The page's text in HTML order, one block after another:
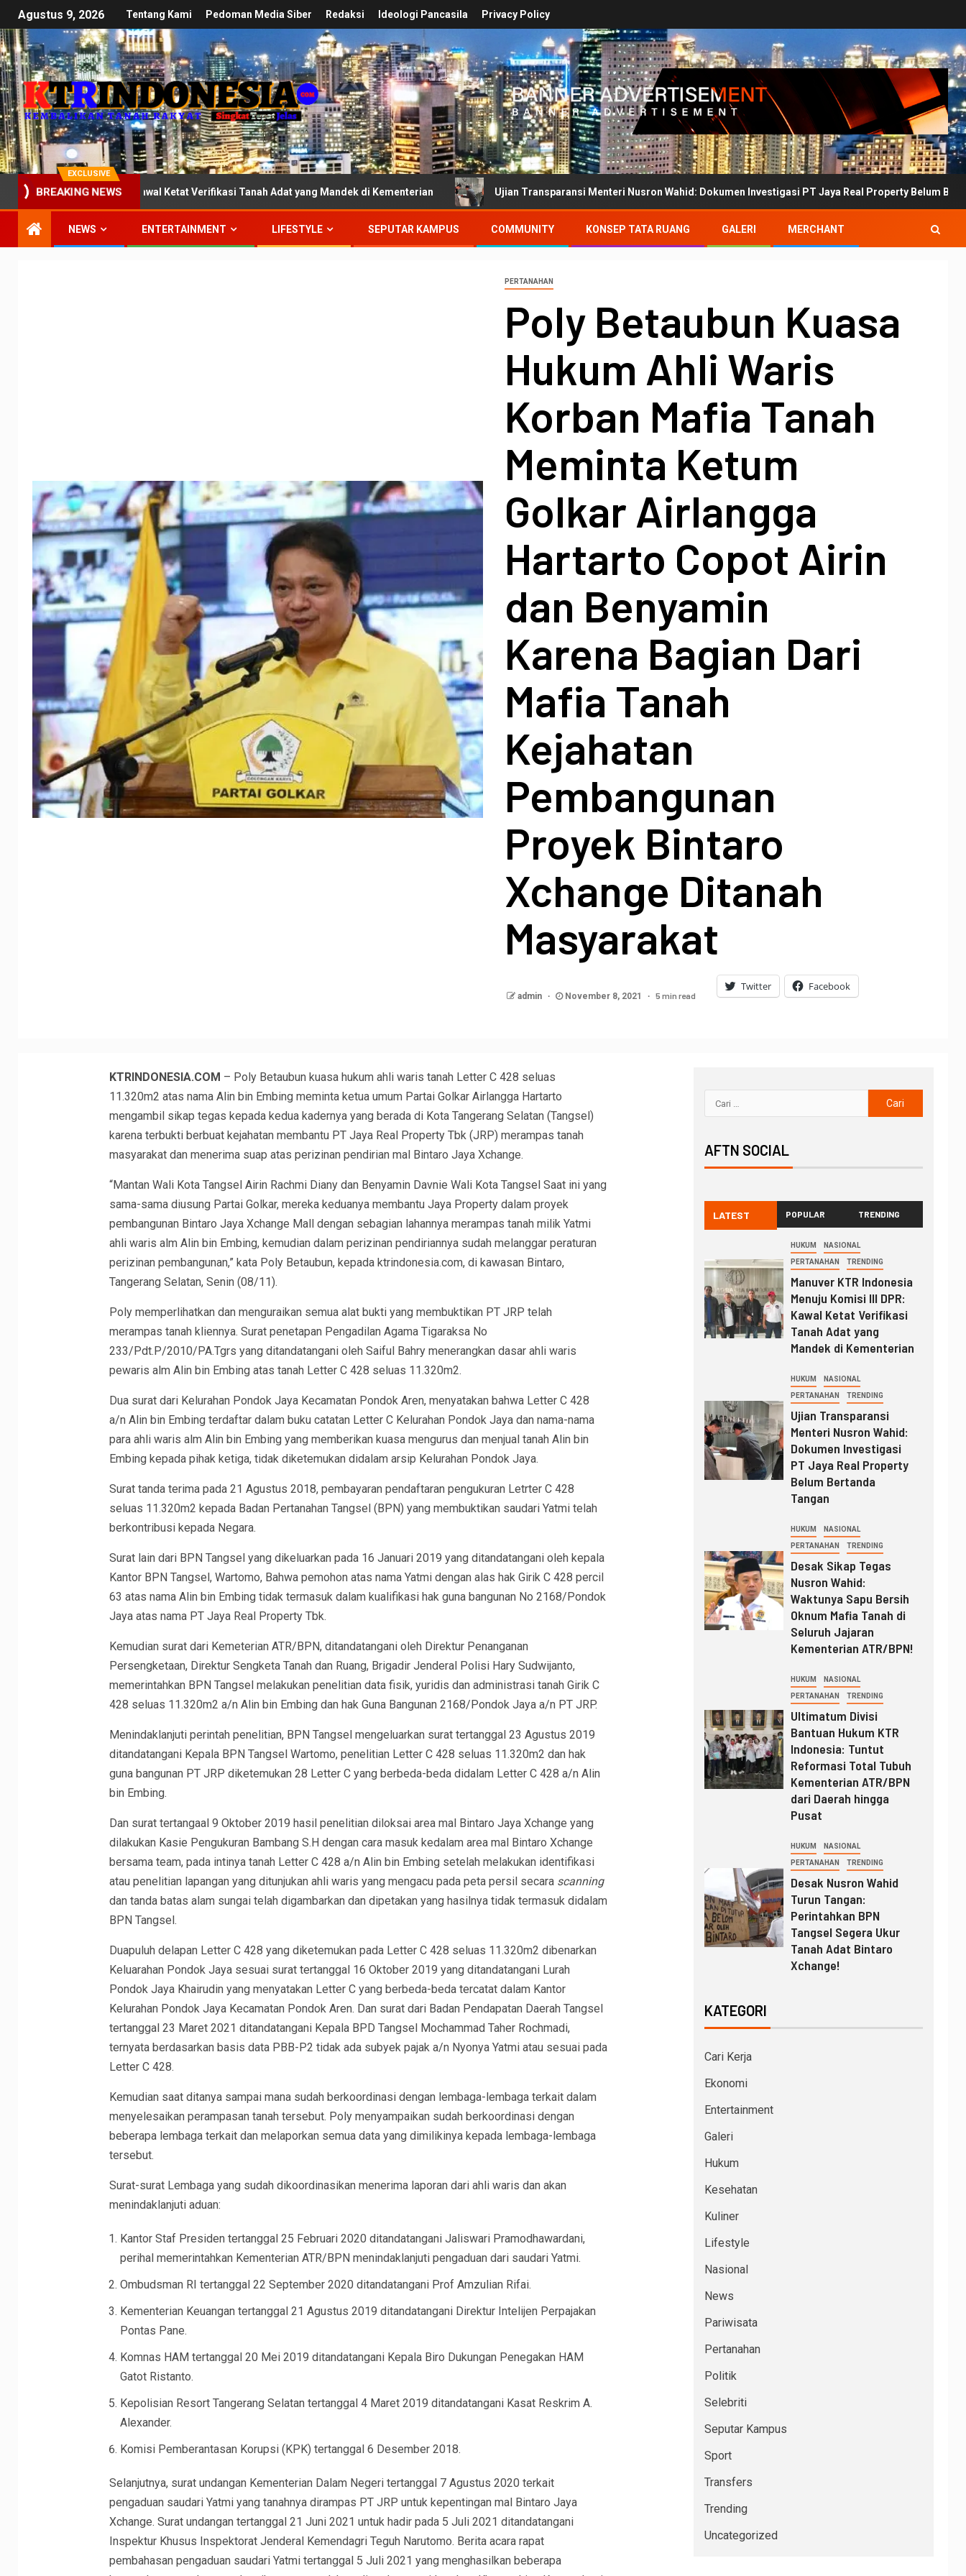
Agustus 9, 2026 Tentang Kami Pedoman Media Siber Redaksi Ideologi Pancasila Privacy Policy
EXCLUSIVE
BREAKING NEWS
III DPR: Kawal Ketat Verifikasi Tanah Adat yang Mandek di Kementerian Ujian Transparansi Menteri Nusron Wahid: Dokumen Investigasi PT Jaya Real Property Belum Bertanda Tangan
NEWS ENTERTAINMENT LIFESTYLE SEPUTAR KAMPUS COMMUNITY KONSEP TATA RUANG GALERI MERCHANT
PERTANAHAN
Poly Betaubun Kuasa
Hukum Ahli Waris
Korban Mafia Tanah
Meminta Ketum
Golkar Airlangga
Hartarto Copot Airin
dan Benyamin
Karena Bagian Dari
Mafia Tanah
Kejahatan
Pembangunan
Proyek Bintaro
Xchange Ditanah
Masyarakat
admin November 8, 2021 5 min read
Twitter Facebook
KTRINDONESIA.COM – Poly Betaubun kuasa hukum ahli waris tanah Letter C 428 seluas
11.320m2 atas nama Alin bin Embing meminta ketua umum Partai Golkar Airlangga Hartarto
mengambil sikap tegas kepada kedua kadernya yang berada di Kota Tangerang Selatan (Tangsel)
karena terbukti berbuat kejahatan membantu PT Jaya Real Property Tbk (JRP) merampas tanah
masyarakat dan menerima suap atas perizinan pendirian mal Bintaro Jaya Xchange.
“Mantan Wali Kota Tangsel Airin Rachmi Diany dan Benyamin Davnie Wali Kota Tangsel Saat ini yang
sama-sama diusung Partai Golkar, mereka keduanya membantu Jaya Property dalam proyek
pembangunan Bintaro Jaya Xchange Mall dengan sebagian lahannya merampas tanah milik Yatmi
ahli waris alm Alin bin Embing, kemudian dalam perizinan pendiriannya sudah melanggar peraturan
perizinan pembangunan,” kata Poly Betaubun, kepada ktrindonesia.com, di kawasan Bintaro,
Tangerang Selatan, Senin (08/11).
Poly memperlihatkan dan menguraikan semua alat bukti yang membuktikan PT JRP telah
merampas tanah kliennya. Surat penetapan Pengadilan Agama Tigaraksa No
233/Pdt.P/2010/PA.Tgrs yang ditandatangani oleh Saiful Bahry menerangkan dasar ahli waris
pewaris alm Alin bin Embing atas tanah Letter C 428 seluas 11.320m2.
Dua surat dari Kelurahan Pondok Jaya Kecamatan Pondok Aren, menyatakan bahwa Letter C 428
a/n Alin bin Embing terdaftar dalam buku catatan Letter C Kelurahan Pondok Jaya dan nama-nama
para ahli waris alm Alin bin Embing yang memberikan kuasa mengurus dan menjual tanah Alin bin
Embing kepada pihak ketiga, tidak diketemukan didalam arsip Kelurahan Pondok Jaya.
Surat tanda terima pada 21 Agustus 2018, pembayaran pendaftaran pengukuran Letrter C 428
seluas 11.320m2 kepada Badan Pertanahan Tangsel (BPN) yang membuktikan saudari Yatmi telah
berkontribusi kepada Negara.
Surat lain dari BPN Tangsel yang dikeluarkan pada 16 Januari 2019 yang ditandatangani oleh kepala
Kantor BPN Tangsel, Wartomo, Bahwa pemohon atas nama Yatmi dengan alas hak Girik C 428 percil
63 atas nama Alin bin Embing tidak termasuk dalam kualifikasi hak guna bangunan No 2168/Pondok
Jaya atas nama PT Jaya Real Property Tbk.
Kemudian surat dari Kemeterian ATR/BPN, ditandatangani oleh Direktur Penanganan
Persengketaan, Direktur Sengketa Tanah dan Ruang, Brigadir Jenderal Polisi Hary Sudwijanto,
memerintahkan BPN Tangsel melakukan penelitian data fisik, yuridis dan administrasi tanah Girik C
428 seluas 11.320m2 a/n Alin bin Embing dan hak Guna Bangunan 2168/Pondok Jaya a/n PT JRP.
Menindaklanjuti perintah penelitian, BPN Tangsel mengeluarkan surat tertanggal 23 Agustus 2019
ditandatangani Kepala BPN Tangsel Wartomo, penelitian Letter C 428 seluas 11.320m2 dan hak
guna bangunan PT JRP diketemukan 28 Letter C yang berbeda-beda didalam Letter C 428 a/n Alin
bin Embing.
Dan surat tertangaal 9 Oktober 2019 hasil penelitian diloksai area mal Bintaro Jaya Xchange yang
dilakukan Kasie Pengukuran Bambang S.H dengan cara masuk kedalam area mal Bintaro Xchange
bersama team, pada intinya tanah Letter C 428 a/n Alin bin Embing setelah melakukan identifikasi
atau penelitian lapangan yang ditunjukan ahli waris yang mengacu pada peta persil secara scanning
dan tanda batas alam sungai telah digambarkan dan dipetakan yang hasilnya tidak termasuk didalam
BPN Tangsel.
Duapuluh delapan Letter C 428 yang diketemukan pada Letter C 428 seluas 11.320m2 dibenarkan
Keluarahan Pondok Jaya sesuai surat tertanggal 16 Oktober 2019 yang ditandatangani Lurah
Pondok Jaya Khairudin yang menyatakan Letter C yang berbeda-beda tercatat dalam Kantor
Kelurahan Pondok Jaya Kecamatan Pondok Aren. Dan surat dari Badan Pendapatan Daerah Tangsel
tertanggal 23 Maret 2021 ditandatangani Kepala BPD Tangsel Mochammad Taher Rochmadi,
ternyata berdasarkan basis data PBB-P2 tidak ada subyek pajak a/n Nyonya Yatmi atau sesuai pada
Letter C 428.
Kemudian saat ditanya sampai mana sudah berkoordinasi dengan lembaga-lembaga terkait dalam
menyelesaikan perampasan tanah tersebut. Poly menyampaikan sudah berkoordinasi dengan
beberapa lembaga terkait dan melaporkan semua data yang dimilikinya kepada lembaga-lembaga
tersebut.
Surat-surat Lembaga yang sudah dikoordinasikan menerima laporan dari ahli waris dan akan
menindaklanjuti aduan:
Kantor Staf Presiden tertanggal 25 Februari 2020 ditandatangani Jaliswari Pramodhawardani,
perihal memerintahkan Kementerian ATR/BPN menindaklanjuti pengaduan dari saudari Yatmi.
Ombudsman RI tertanggal 22 September 2020 ditandatangani Prof Amzulian Rifai.
Kementerian Keuangan tertanggal 21 Agustus 2019 ditandatangani Direktur Intelijen Perpajakan
Pontas Pane.
Komnas HAM tertanggal 20 Mei 2019 ditandatangani Kepala Biro Dukungan Penegakan HAM
Gatot Ristanto.
Kepolisian Resort Tangerang Selatan tertanggal 4 Maret 2019 ditandatangani Kasat Reskrim A.
Alexander.
Komisi Pemberantasan Korupsi (KPK) tertanggal 6 Desember 2018.
Selanjutnya, surat undangan Kementerian Dalam Negeri tertanggal 7 Agustus 2020 terkait
pengaduan saudari Yatmi yang tanahnya dirampas PT JRP untuk kepentingan mal Bintaro Jaya
Xchange. Surat undangan tertanggal 21 Juni 2021 untuk hadir pada 5 Juli 2021 ditandatangani
Inspektur Khusus Inspektorat Jenderal Kemendagri Teguh Narutomo. Berita acara rapat
pembahasan pengaduan saudari Yatmi tertanggal 5 Juli 2021 yang menghasilkan beberapa
AFTN SOCIAL
LATEST POPULAR TRENDING
HUKUM NASIONAL
PERTANAHAN TRENDING
Manuver KTR Indonesia
Menuju Komisi III DPR:
Kawal Ketat Verifikasi
Tanah Adat yang
Mandek di Kementerian
HUKUM NASIONAL
PERTANAHAN TRENDING
Ujian Transparansi
Menteri Nusron Wahid:
Dokumen Investigasi
PT Jaya Real Property
Belum Bertanda
Tangan
HUKUM NASIONAL
PERTANAHAN TRENDING
Desak Sikap Tegas
Nusron Wahid:
Waktunya Sapu Bersih
Oknum Mafia Tanah di
Seluruh Jajaran
Kementerian ATR/BPN!
HUKUM NASIONAL
PERTANAHAN TRENDING
Ultimatum Divisi
Bantuan Hukum KTR
Indonesia: Tuntut
Reformasi Total Tubuh
Kementerian ATR/BPN
dari Daerah hingga
Pusat
HUKUM NASIONAL
PERTANAHAN TRENDING
Desak Nusron Wahid
Turun Tangan:
Perintahkan BPN
Tangsel Segera Ukur
Tanah Adat Bintaro
Xchange!
KATEGORI
Cari Kerja
Ekonomi
Entertainment
Galeri
Hukum
Kesehatan
Kuliner
Lifestyle
Nasional
News
Pariwisata
Pertanahan
Politik
Selebriti
Seputar Kampus
Sport
Transfers
Trending
Uncategorized